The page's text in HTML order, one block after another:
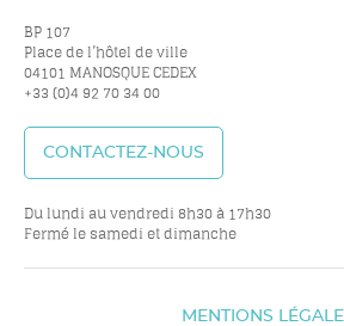
sur
twitter
BP 107
Place de l’hôtel de ville
04101 MANOSQUE CEDEX
+33 (0)4 92 70 34 00
CONTACTEZ-NOUS
Du lundi au vendredi 8h30 à 17h30
Fermé le samedi et dimanche
MENTIONS